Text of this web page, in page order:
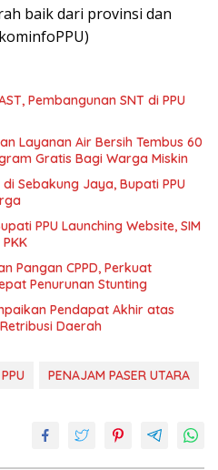
baik dari provinsi dan
Pembangunan SNT di PPU
Layanan Air Bersih Tembus 60
Gratis Bagi Warga Miskin
Sebakung Jaya, Bupati PPU
PPU Launching Website, SIM
Pangan CPPD, Perkuat
Penurunan Stunting
Pendapat Akhir atas
Daerah
PENAJAM PASER UTARA